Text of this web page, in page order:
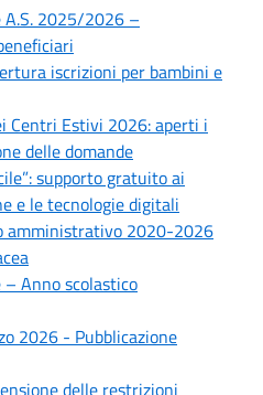
A.S. 2025/2026 –
iscrizioni per bambini e
Centri Estivi 2026: aperti i
delle domande
supporto gratuito ai
e le tecnologie digitali
amministrativo 2020-2026
Anno scolastico
2026 - Pubblicazione
delle restrizioni